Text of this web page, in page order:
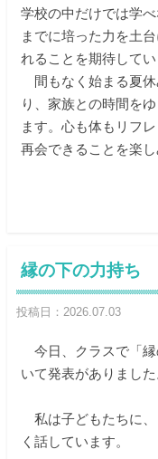
学校の中だけでは学
までに培った力を土
れることを期待してい
間もなく始まる夏休
り、家族との時間を
ます。心も体もリフ
再会できることを楽し
縁の下の力持ち
投稿日：2026.07.03
今日、クラスで「縁
いて発表がありました
私は子どもたちに、
く話しています。